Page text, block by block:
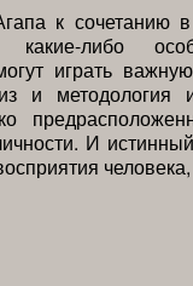
к
либо
играть
и методология
И